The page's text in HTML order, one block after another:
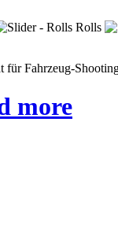
für Fahrzeug-
more